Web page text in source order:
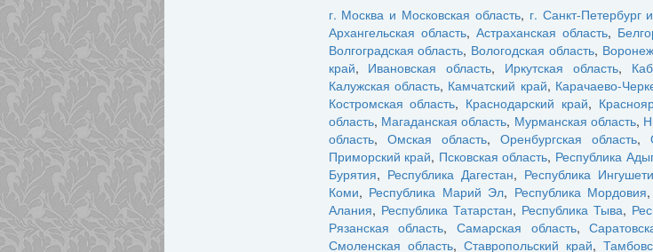
г. Москва и Московская область, г. Санкт-Петербург
Архангельская область, Астраханская область,
Волгоградская область, Вологодская область,
край, Ивановская область, Иркутская область,
Калужская область, Камчатский край, Карачаево-
Костромская область, Краснодарский край,
область, Магаданская область, Мурманская область,
область, Омская область, Оренбургская область,
Приморский край, Псковская область, Республика
Бурятия, Республика Дагестан, Республика
Коми, Республика Марий Эл, Республика Мордовия,
Алания, Республика Татарстан, Республика Тыва,
Рязанская область, Самарская область,
Смоленская область, Ставропольский край,